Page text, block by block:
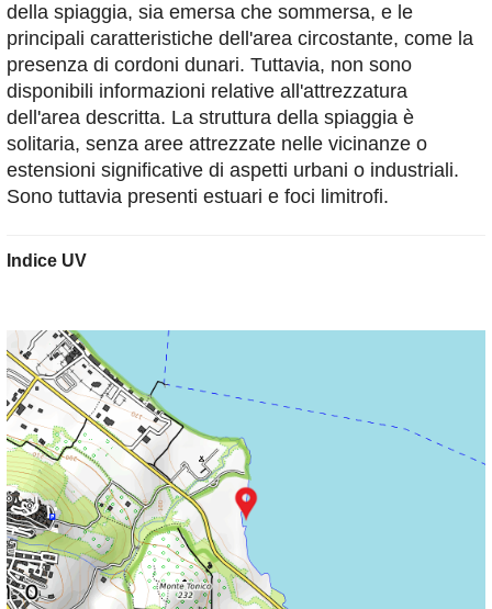
della spiaggia, sia emersa che sommersa, e le
principali caratteristiche dell'area circostante, come la
presenza di cordoni dunari. Tuttavia, non sono
disponibili informazioni relative all'attrezzatura
dell'area descritta. La struttura della spiaggia è
solitaria, senza aree attrezzate nelle vicinanze o
estensioni significative di aspetti urbani o industriali.
Sono tuttavia presenti estuari e foci limitrofi.
Indice UV